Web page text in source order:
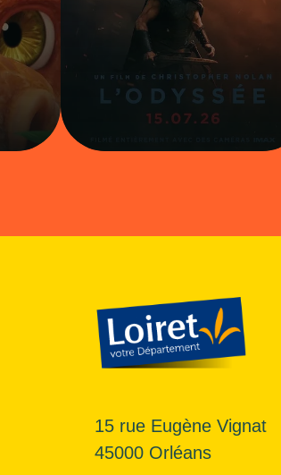
15 rue Eugène Vignat
45000 Orléans